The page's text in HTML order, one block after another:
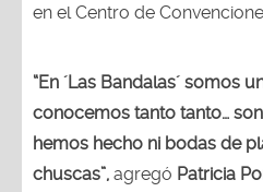
en el Centro de
“En ´Las Bandalas´ somos
conocemos tanto tanto…
hemos hecho ni bodas de
chuscas”, agregó Patricia